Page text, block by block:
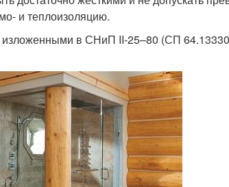
и теплоизоляцию.
изложенными в СНиП II-25–80 (СП